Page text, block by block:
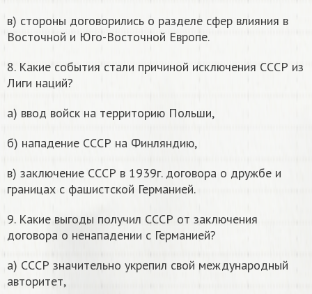
в) стороны договорились о разделе сфер влияния в
Восточной и Юго-Восточной Европе.
8. Какие события стали причиной исключения СССР из
Лиги наций?
а) ввод войск на территорию Польши,
б) нападение СССР на Финляндию,
в) заключение СССР в 1939г. договора о дружбе и
границах с фашистской Германией.
9. Какие выгоды получил СССР от заключения
договора о ненападении с Германией?
а) СССР значительно укрепил свой международный
авторитет,